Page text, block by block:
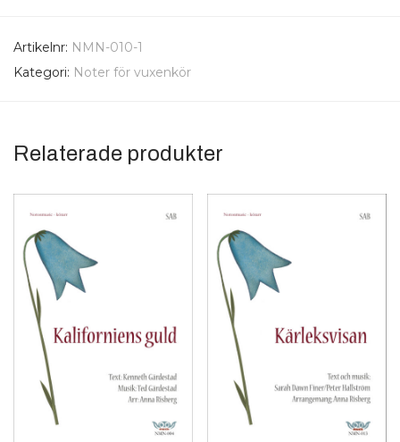
Artikelnr: NMN-010-1
Kategori: Noter för vuxenkör
Relaterade produkter